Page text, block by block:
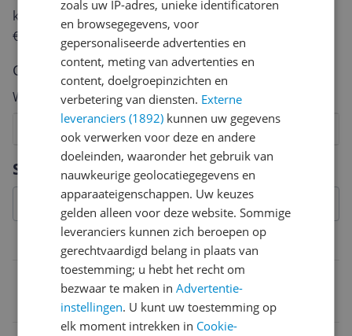
Specificaties
Model
keuze te maken én maak je iedere maand kans op
€250,-!
Klik hier voor de actievoorwaarden.
Cijfer
Welk cijfer geef jij dit product?
5
4
Vraag 1 van 4
zoals uw IP-adres, unieke identificatoren
en browsegegevens, voor
gepersonaliseerde advertenties en
content, meting van advertenties en
content, doelgroepinzichten en
verbetering van diensten. Externe
leveranciers (1892) kunnen uw gegevens
ook verwerken voor deze en andere
doeleinden, waaronder het gebruik van
nauwkeurige geolocatiegegevens en
apparaateigenschappen. Uw keuzes
gelden alleen voor deze website. Sommige
leveranciers kunnen zich beroepen op
gerechtvaardigd belang in plaats van
toestemming; u hebt het recht om
bezwaar te maken inAdvertentie-
instellingen. U kunt uw toestemming op
elk moment intrekken in Cookie-